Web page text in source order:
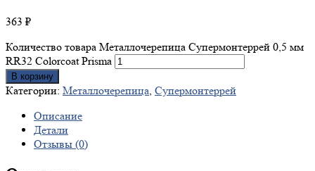
363 ₽
Количество товара Металлочерепица Супермонтеррей 0,5 мм
RR32 Colorcoat Prisma
В корзину
Категории: Металлочерепица, Супермонтеррей
Описание
Детали
Отзывы (0)